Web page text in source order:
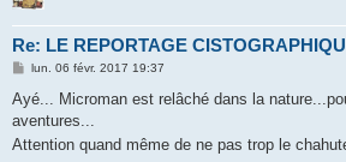
Re: LE REPORTAGE
M
s
s
a
g
e
lun. 06 févr. 2017 19:37
Ayé... Microman est relâché dans la
aventures...
Attention quand même de ne pas trop le